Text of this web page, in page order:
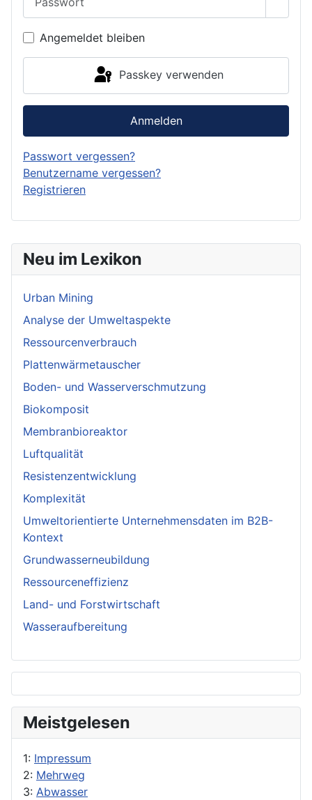
Neu im Lexikon
Urban Mining
Analyse der Umweltaspekte
Ressourcenverbrauch
Plattenwärmetauscher
Boden- und Wasserverschmutzung
Biokomposit
Membranbioreaktor
Luftqualität
Resistenzentwicklung
Komplexität
Umweltorientierte Unternehmensdaten im B2B-
Kontext
Grundwasserneubildung
Ressourceneffizienz
Land- und Forstwirtschaft
Wasseraufbereitung
Meistgelesen
1: Impressum
2: Mehrweg
3: Abwasser
Angemeldet bleiben
Passkey verwenden
Anmelden
Passwort vergessen?
Benutzername vergessen?
Registrieren